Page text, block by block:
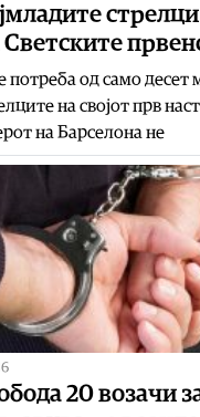
Светските
од само десет
на својот прв
на Барселона не
20 возачи